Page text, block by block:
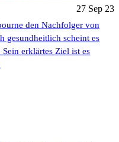
27 Sep 23
den Nachfolger von
gesundheitlich scheint es
erklärtes Ziel ist es